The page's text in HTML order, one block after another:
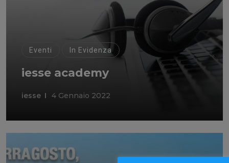
Eventi In Evidenza
iesse academy
iesse 4 Gennaio 2022